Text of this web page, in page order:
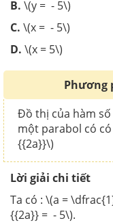
B. \(y = - 5\)
C. \(x = - 5\)
D. \(x = 5\)
Phương
Đồ thị của hàm số
một parabol có
{{2a}}\)
Lời giải chi tiết
Ta có : \(a =
{{2a}} = - 5\).